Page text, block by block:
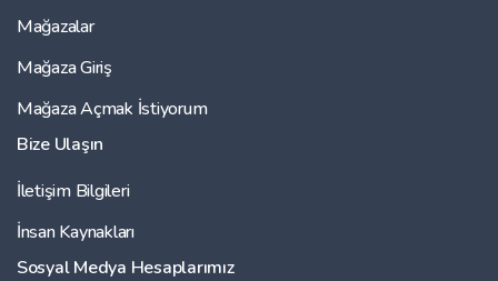
Mağazalar
Mağaza Giriş
Mağaza Açmak İstiyorum
Bize Ulaşın
İletişim Bilgileri
İnsan Kaynakları
Sosyal Medya Hesaplarımız